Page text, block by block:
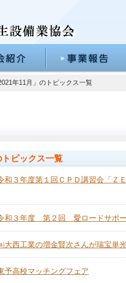
年11月」のトピックス一覧
トピックス一覧
和３年度第１回ＣＰＤ講習会「Ｚ
和３年度 第２回 愛ロードサポ
大西工業の増金賢次さんが瑞宝単
予高校マッチングフェア